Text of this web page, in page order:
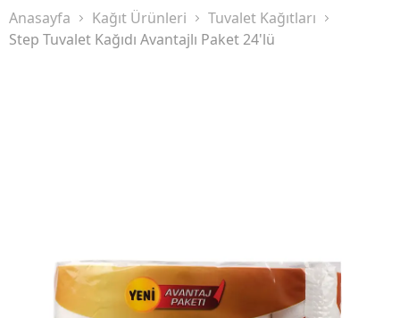
Anasayfa Kağıt Ürünleri
Tuvalet Kağıtları
Step Tuvalet Kağıdı Avantajlı Paket 24'lü